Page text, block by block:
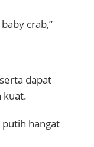
crab,”
dapat
kuat.
putih hangat